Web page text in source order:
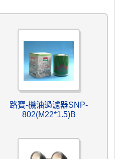
路寶-機油過濾器SNP-
802(M22*1.5)B